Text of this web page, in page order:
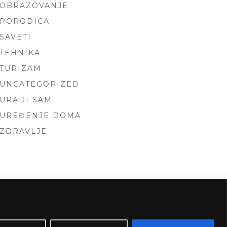
OBRAZOVANJE
PORODICA
SAVETI
TEHNIKA
TURIZAM
UNCATEGORIZED
URADI SAM
UREĐENJE DOMA
ZDRAVLJE